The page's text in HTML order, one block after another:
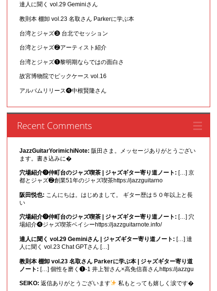
達人に聞く vol.29 Geminiさん
教則本 棚卸 vol.23 名取さん Parkerに学ぶ本
台湾とジャズ❸ 台北でセッション
台湾とジャズ❷アーティスト紹介
台湾とジャズ❶黎明期ならではの面白さ
故宮博物院でピックケース vol.16
アルバムリリース❹中根賢隆さん
Recent Comments
JazzGuitarYorimichiNote: 阪田さま。メッセージありがとうござい
ます。書き込みに�
穴場紹介❾仲町台のジャズ喫茶 | ジャズギター寄り道ノート: […] 京
都とジャズ❷創業51年のジャズ喫茶https://jazzguitarno
阪田悦也: こんにちは。はじめまして。 ギター歴は５０年以上と長
い
穴場紹介❾仲町台のジャズ喫茶 | ジャズギター寄り道ノート: […] 穴
場紹介❹ジャズ喫茶ベイシーhttps://jazzguitarnote.info/
達人に聞く vol.29 Geminiさん | ジャズギター寄り道ノート: […] 達
人に聞く vol.23 Chat GPTさん […]
教則本 棚卸 vol.23 名取さん Parkerに学ぶ本 | ジャズギター寄り道
ノート: […] 個性を磨く❶-1 井上智さん×高免信喜さんhttps://jazzgu
SEIKO: 返信ありがとうございます 私もとっても嬉しく涙です�